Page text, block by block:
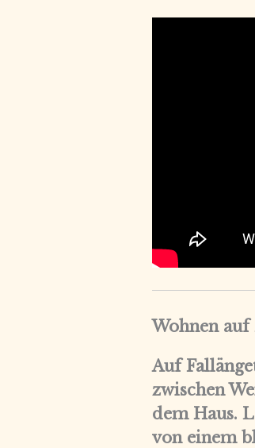
Wohnen
Auf
zwischen
dem Haus.
von einem